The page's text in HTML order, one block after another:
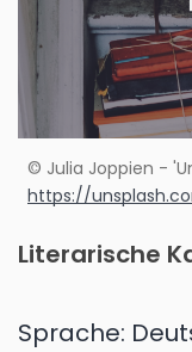
© Julia Joppien -
https://
Literarische
Sprache: